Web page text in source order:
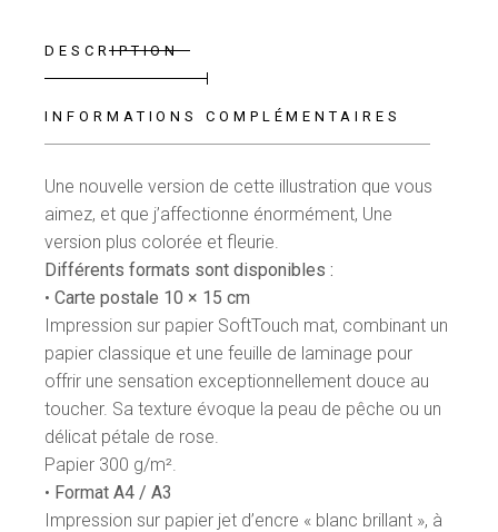
DESCRIPTION
INFORMATIONS COMPLÉMENTAIRES
Une nouvelle version de cette illustration que vous
aimez, et que j’affectionne énormément, Une
version plus colorée et fleurie.
Différents formats sont disponibles :
•Carte postale 10 × 15 cm
Impression sur papier SoftTouch mat, combinant un
papier classique et une feuille de laminage pour
offrir une sensation exceptionnellement douce au
toucher. Sa texture évoque la peau de pêche ou un
délicat pétale de rose.
Papier 300 g/m².
• Format A4 / A3
Impression sur papier jet d’encre « blanc brillant », à